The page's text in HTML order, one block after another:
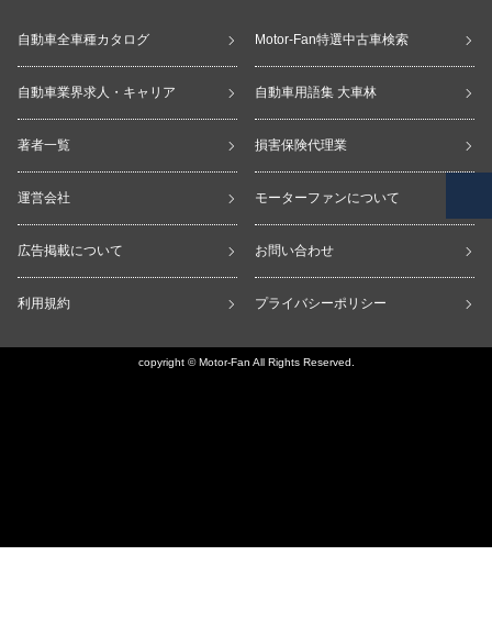
自動車全車種カタログ Motor-Fan特選中古車検索
自動車業界求人・キャリア 自動車用語集 大車林
著者一覧 損害保険代理業
運営会社 モーターファンについて
広告掲載について お問い合わせ
利用規約 プライバシーポリシー
copyright © Motor-Fan All Rights Reserved.